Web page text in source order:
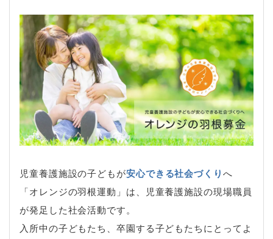
児童養護施設の子どもが安心できる社会づくりへ
「オレンジの羽根運動」は、児童養護施設の現場職員
が発足した社会活動です。
入所中の子どもたち、卒園する子どもたちにとってよ